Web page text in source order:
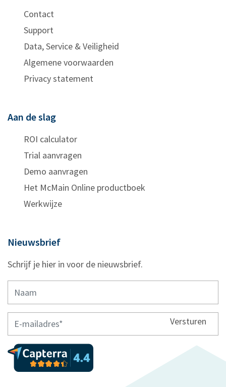
Contact
Support
Data, Service & Veiligheid
Algemene voorwaarden
Privacy statement
Aan de slag
ROI calculator
Trial aanvragen
Demo aanvragen
Het McMain Online productboek
Werkwijze
Nieuwsbrief
Schrijf je hier in voor de nieuwsbrief.
Versturen